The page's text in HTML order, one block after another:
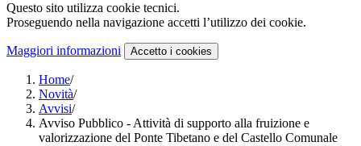
Questo sito utilizza cookie tecnici.
Proseguendo nella navigazione accetti l’utilizzo dei cookie.
Maggiori informazioni Accetto i cookies
Home/
Novità/
Avvisi/
Avviso Pubblico - Attività di supporto alla fruizione e
valorizzazione del Ponte Tibetano e del Castello Comunale